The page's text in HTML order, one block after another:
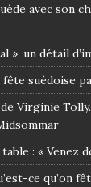
avec son
», un détail
suédoise
Virginie
: « Venez
ce qu’on